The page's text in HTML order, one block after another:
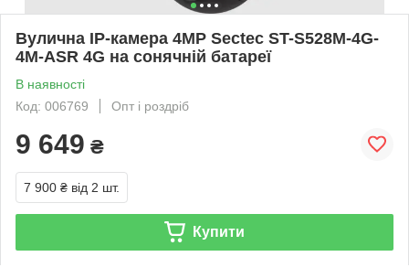
Вулична IP-камера 4MP Sectec ST-S528M-4G-
4M-ASR 4G на сонячній батареї
В наявності
Код: 006769
Опт і роздріб
9 649 ₴
7 900 ₴ від 2 шт.
Купити